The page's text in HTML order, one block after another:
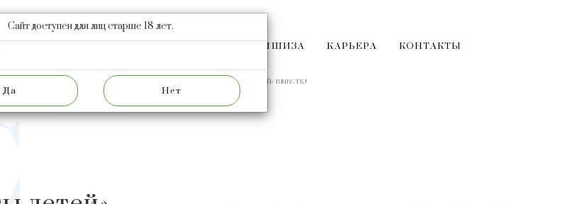
ФРАНШИЗА КАРЬЕРА КОНТАКТЫ
ОТПРАЗДНУЕМ «ДЕНЬ ЗАЩИТЫ ДЕТЕЙ» ВМЕСТЕ!
Сайт доступен для лиц старше 18 лет.